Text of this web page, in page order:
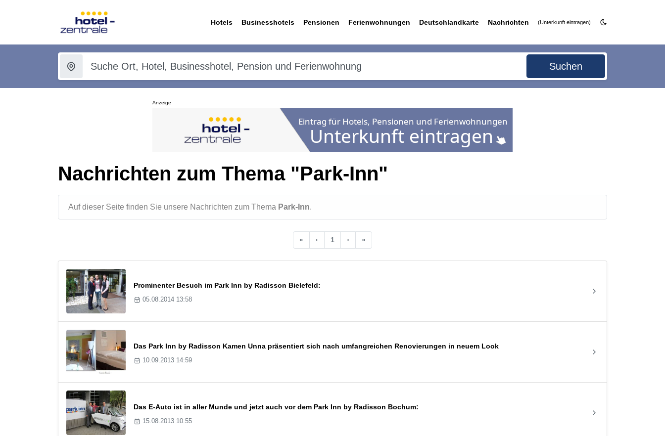
Hotels Businesshotels Pensionen Ferienwohnungen Deutschlandkarte Nachrichten (Unterkunft eintragen)
Suchen
Anzeige
Nachrichten zum Thema "Park-Inn"
Auf dieser Seite finden Sie unsere Nachrichten zum Thema Park-Inn.
« ‹ 1 › »
Prominenter Besuch im Park Inn by Radisson Bielefeld:
05.08.2014 13:58
Das Park Inn by Radisson Kamen Unna präsentiert sich nach umfangreichen Renovierungen in neuem Look
10.09.2013 14:59
Das E-Auto ist in aller Munde und jetzt auch vor dem Park Inn by Radisson Bochum:
15.08.2013 10:55